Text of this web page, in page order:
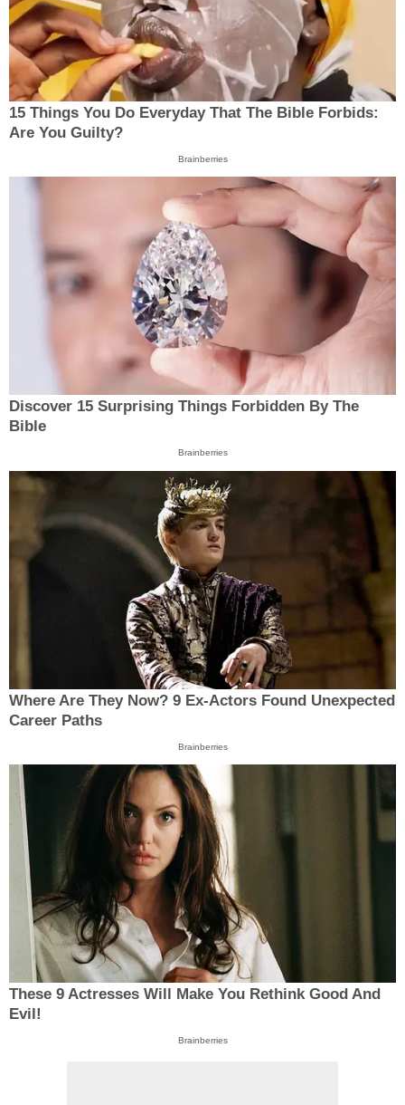
15 Things You Do Everyday That The Bible Forbids:
Are You Guilty?
Brainberries
Discover 15 Surprising Things Forbidden By The
Bible
Brainberries
Where Are They Now? 9 Ex-Actors Found Unexpected
Career Paths
Brainberries
These 9 Actresses Will Make You Rethink Good And
Evil!
Brainberries